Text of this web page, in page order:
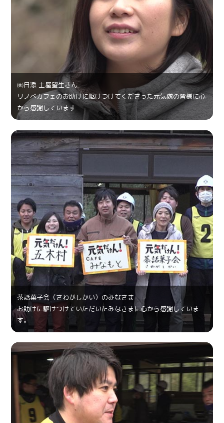
㈱日添 土屋望生さん
リノベカフェのお助けに駆けつけてくださった元気隊の皆様に心
から感謝しています
茶話菓⼦会（さわがしかい）のみなさま
お助けに駆けつけていただいたみなさまに心から感謝していま
す。